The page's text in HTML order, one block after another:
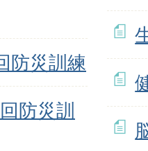
防災訓練
防災訓